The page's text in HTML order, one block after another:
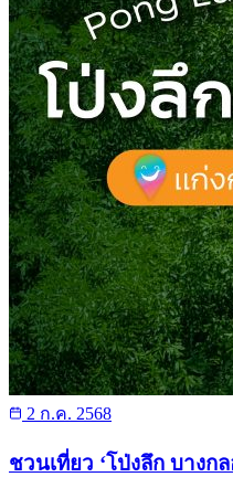
2 ก.ค. 2568
ชวนเที่ยว ‘โป่งลึก บางก